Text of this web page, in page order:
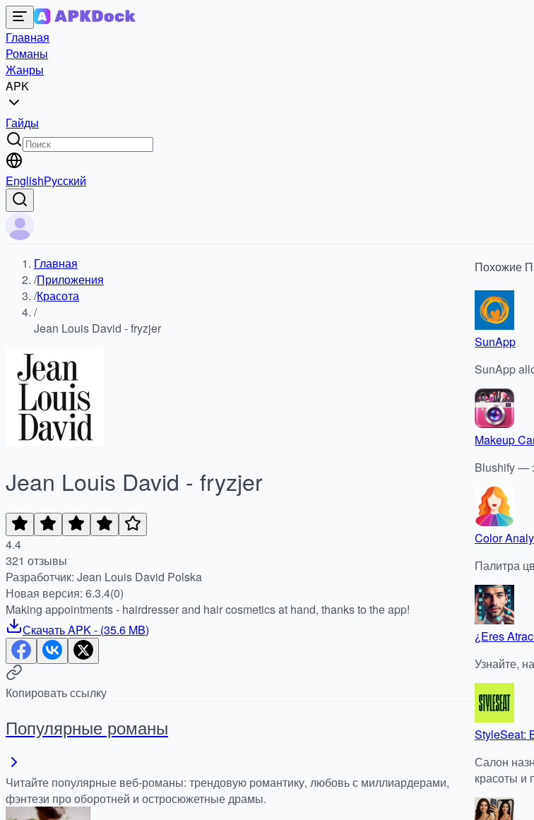
Главная
Романы
Жанры
APK
Гайды
EnglishРусский
Главная
/Приложения
/Красота
/
Jean Louis David - fryzjer
Jean Louis David - fryzjer
4.4
321 отзывы
Разработчик: Jean Louis David Polska
Новая версия: 6.3.4(0)
Making appointments - hairdresser and hair cosmetics at hand, thanks to the app!
СкачатьAPK- (35.6 MB)
Копировать ссылку
Популярные романы
Читайте популярные веб-романы: трендовую романтику, любовь с миллиардерами,
фэнтези про оборотней и остросюжетные драмы.
Похожие
SunApp
SunApp
Makeup
Blushify —
Color
Палитра
¿Eres
Узнайте,
StyleSeat:
Салон
красоты и